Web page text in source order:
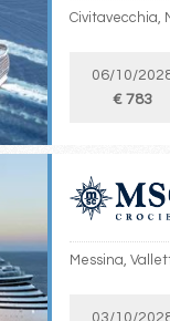
Civitavecchia,
06/10/
€ 783
Messina,
03/10/